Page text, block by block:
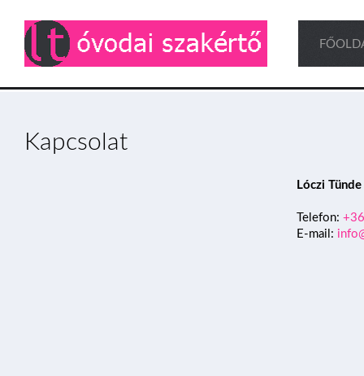
Kapcsolat
Lóczi
Telefon:
E-mail: